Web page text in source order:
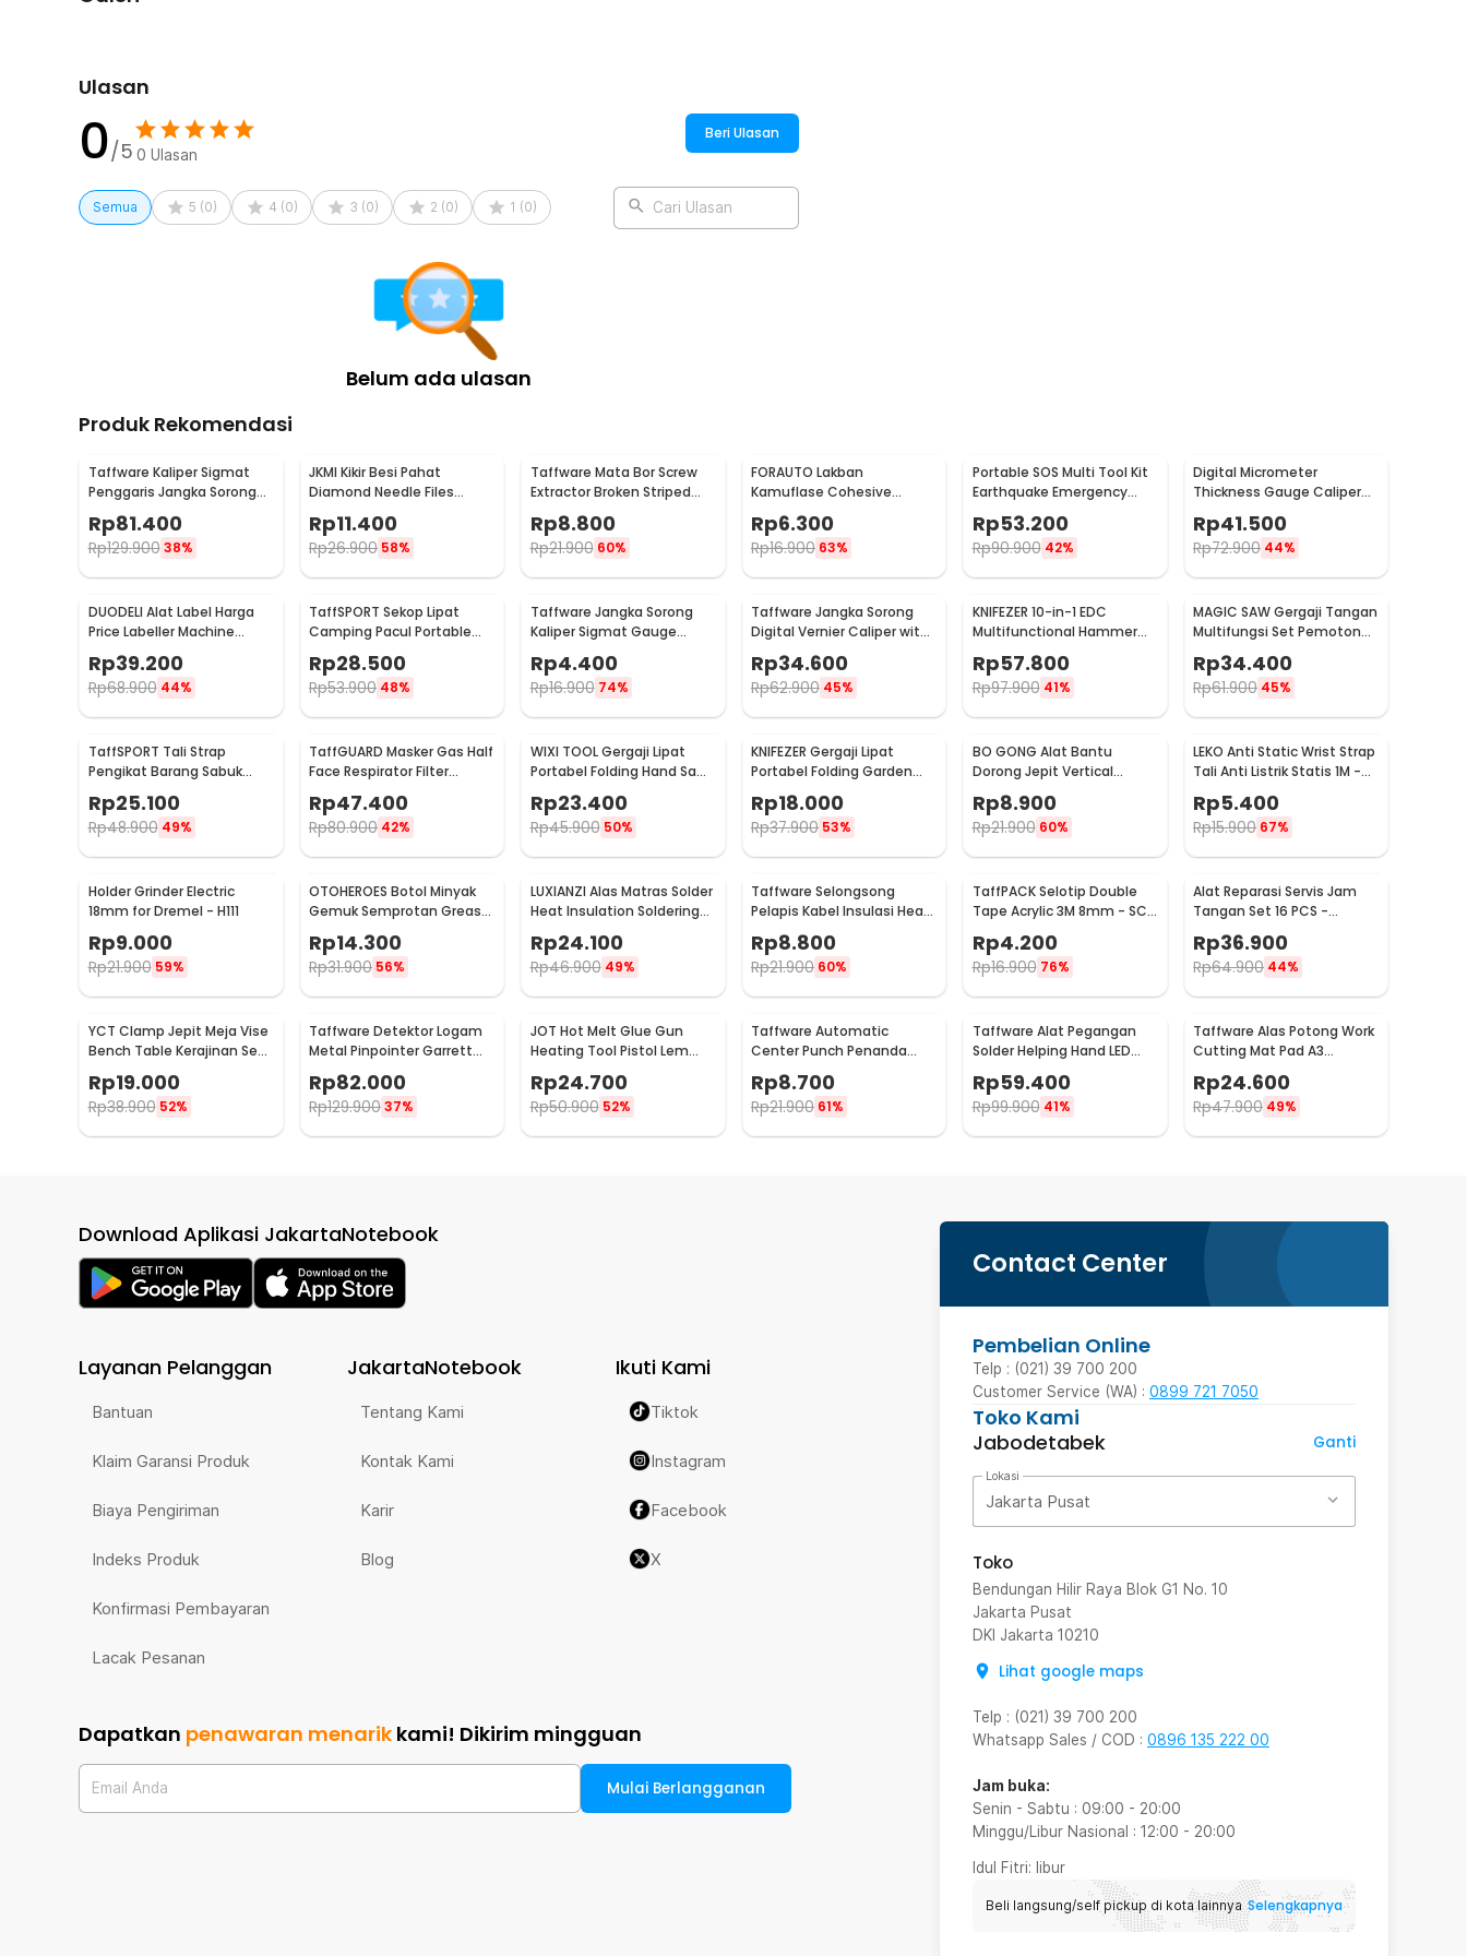
100 x Sekrup M2 6 mm
100 x Sekrup M2 10 mm
100 x Sekrup M2 12 mm
100 x Sekrup M2 20 mm
1 x Kotak Penyimpanan
Ulasan
0/5 0 Ulasan
Beri Ulasan
Semua 5 (0) 4 (0) 3 (0) 2 (0) 1 (0) Cari Ulasan
Belum ada ulasan
Produk Rekomendasi
Taffware Kaliper Sigmat
Penggaris Jangka Sorong
Digital LCD 150mm - SH20
Rp81.400
Rp129.900 38%
JKMI Kikir Besi Pahat
Diamond Needle Files
Rp11.400
Rp26.900 58%
Taffware Mata Bor Screw
Extractor Broken Striped
Screw Remover 4 PCS - S2
Rp8.800
Rp21.900 60%
FORAUTO Lakban
Kamuflase Cohesive
Bandage Tape Hunting
4.5M 50mm - H10
Rp6.300
Rp16.900 63%
Portable SOS Multi Tool Kit
Earthquake Emergency
Outdoor Survival - JT21
Rp53.200
Rp90.900 42%
Digital Micrometer
Thickness Gauge Caliper
TDT25
Rp41.500
Rp72.900 44%
DUODELI Alat Label Harga
Price Labeller Machine
Coding - MX-5500
Rp39.200
Rp68.900 44%
TaffSPORT Sekop Lipat
Camping Pacul Portable
Tactical Survival 40cm - 101
Rp28.500
Rp53.900 48%
Taffware Jangka Sorong
Kaliper Sigmat Gauge
600
Rp4.400
Rp16.900 74%
Taffware Jangka Sorong
Digital Vernier Caliper with
LCD Screen 150mm - JIGO-
150
Rp34.600
Rp62.900 45%
KNIFEZER 10-in-1 EDC
Multifunctional Hammer
Tool for Camping Survival -
WL-9003
Rp57.800
Rp97.900 41%
MAGIC SAW Gergaji Tangan
Multifungsi Set Pemotong
Kayu Besi
Rp34.400
Rp61.900 45%
TaffSPORT Tali Strap
Pengikat Barang Sabuk
Rp25.100
Rp48.900 49%
TaffGUARD Masker Gas Half
Face Respirator Filter
Rp47.400
Rp80.900 42%
WIXI TOOL Gergaji Lipat
Portabel Folding Hand Saw
39cm - JSZ-002
Rp23.400
Rp45.900 50%
KNIFEZER Gergaji Lipat
Portabel Folding Garden
Hand Saw - LA145
Rp18.000
Rp37.900 53%
BO GONG Alat Bantu
Dorong Jepit Vertical
Toggle Clamp Hold Down
Handle - GH-13009
Rp8.900
Rp21.900 60%
LEKO Anti Static Wrist Strap
Tali Anti Listrik Statis 1M -
Rp5.400
Rp15.900 67%
Holder Grinder Electric
18mm for Dremel - H111
Rp9.000
Rp21.900 59%
OTOHEROES Botol Minyak
Gemuk Semprotan Grease
Gun 250ml - Q001
Rp14.300
Rp31.900 56%
LUXIANZI Alas Matras Solder
Heat Insulation Soldering
Rp24.100
Rp46.900 49%
Taffware Selongsong
Pelapis Kabel Insulasi Heat
Shrink Tube 127 PCS - RSG-
AHZ
Rp8.800
Rp21.900 60%
TaffPACK Selotip Double
Tape Acrylic 3M 8mm - SC-
Rp4.200
Rp16.900 76%
Alat Reparasi Servis Jam
Tangan Set 16 PCS -
WW082
Rp36.900
Rp64.900 44%
YCT Clamp Jepit Meja Vise
Bench Table Kerajinan Seni
Rp19.000
Rp38.900 52%
Taffware Detektor Logam
Metal Pinpointer Garrett
Waterproof - 1166000
Rp82.000
Rp129.90037%
JOT Hot Melt Glue Gun
Heating Tool Pistol Lem
302
Rp24.700
Rp50.900 52%
Taffware Automatic
Center Punch Penanda
Titik Bor
Rp8.700
Rp21.900 61%
Taffware Alat Pegangan
Solder Helping Hand LED
801
Rp59.400
Rp99.900 41%
Taffware Alas Potong Work
Cutting Mat Pad A3
45x30cm
Rp24.600
Rp47.900 49%
Contact Center
Pembelian Online
Telp : (021) 39 700 200
Customer Service (WA) : 0899 721 7050
Toko Kami
Jabodetabek
Ganti
Lokasi
Jakarta Pusat
Toko
Bendungan Hilir Raya Blok G1 No. 10
Jakarta Pusat
DKI Jakarta 10210
Lihat google maps
Telp : (021) 39 700 200
Whatsapp Sales / COD : 0896 135 222 00
Jam buka:
Senin - Sabtu : 09:00 - 20:00
Minggu/Libur Nasional : 12:00 - 20:00
Idul Fitri: libur
Beli langsung/self pickup di kota lainnya Selengkapnya
Download Aplikasi JakartaNotebook
Layanan Pelanggan
Bantuan
Klaim Garansi Produk
Biaya Pengiriman
Indeks Produk
Konfirmasi Pembayaran
Lacak Pesanan
JakartaNotebook
Tentang Kami
Kontak Kami
Karir
Blog
Ikuti Kami
Tiktok
Instagram
Facebook
X
Dapatkan penawaran menarik kami! Dikirim mingguan
Email Anda Mulai Berlangganan